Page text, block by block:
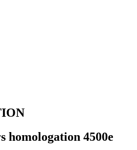
homologation 4500e